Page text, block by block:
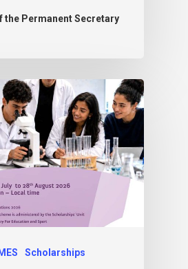
the Permanent Secretary
MES Scholarships